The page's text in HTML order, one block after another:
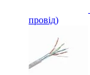
провід)